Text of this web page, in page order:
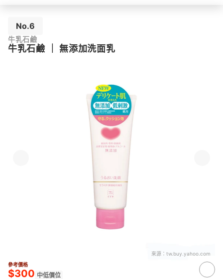
No.6
牛乳石鹼
牛乳石鹼｜無添加洗面乳
來源： tw.buy.yahoo.com
參考價格
$300 中低價位